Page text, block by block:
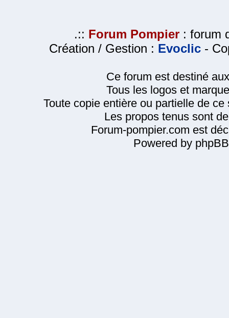
.:: Forum Pompier : forum
Création / Gestion : Evoclic -
Ce forum est destiné
Tous les logos et
Toute copie entière ou partielle de
Les propos tenus sont
Forum-pompier.com est
Powered by